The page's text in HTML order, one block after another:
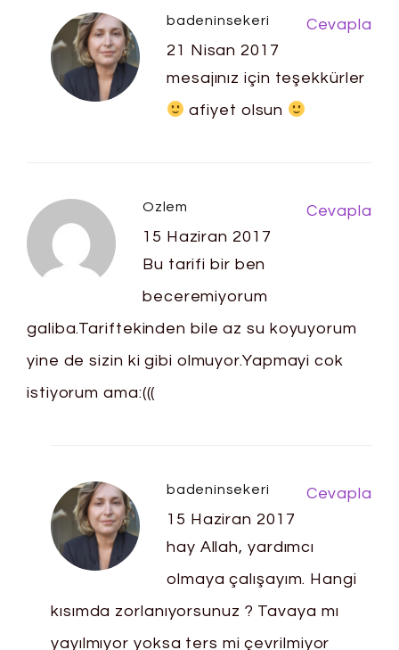
badeninsekeri
21 Nisan 2017
mesajınız için teşekkürler
afiyet olsun
Cevapla
Ozlem
15 Haziran 2017
Bu tarifi bir ben
beceremiyorum
galiba.Tariftekinden bile az su koyuyorum
yine de sizin ki gibi olmuyor.Yapmayi cok
istiyorum ama:(((
Cevapla
badeninsekeri
15 Haziran 2017
hay Allah, yardımcı
olmaya çalışayım. Hangi
kısımda zorlanıyorsunuz ? Tavaya mı
yayılmıyor yoksa ters mi çevrilmiyor
Cevapla